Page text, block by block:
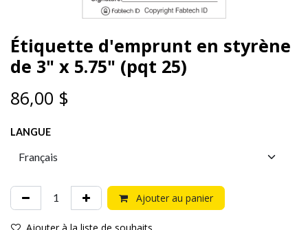
Étiquette d'emprunt en styrène
de 3" x 5.75" (pqt 25)
86,00 $
LANGUE
Ajouter au panier
Ajouter à la liste de souhaits